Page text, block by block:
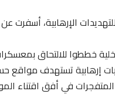
الإرهابية، أسفرت
خططوا للالتحاق
إرهابية تستهدف مواقع
في أفق اقتناء